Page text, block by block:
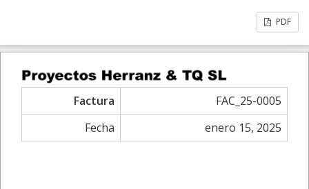
PDF
Factura
FAC_25-0005
Fecha
enero 15, 2025